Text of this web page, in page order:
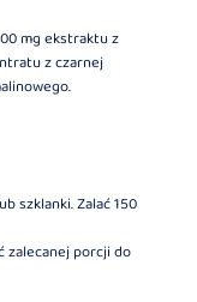
mg ekstraktu z
z czarnej
szklanki. Zalać 150
zalecanej porcji do